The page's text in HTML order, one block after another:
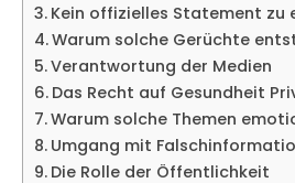
Kein offizielles Statement zu
Warum solche Gerüchte
Verantwortung der Medien
Das Recht auf Gesundheit
Warum solche Themen
Umgang mit
Die Rolle der Öffentlichkeit